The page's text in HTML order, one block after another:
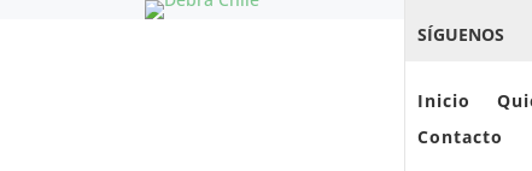
SÍGUENOS
Inicio
Contacto